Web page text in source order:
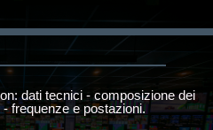
dati tecnici - composizione dei
frequenze e postazioni.